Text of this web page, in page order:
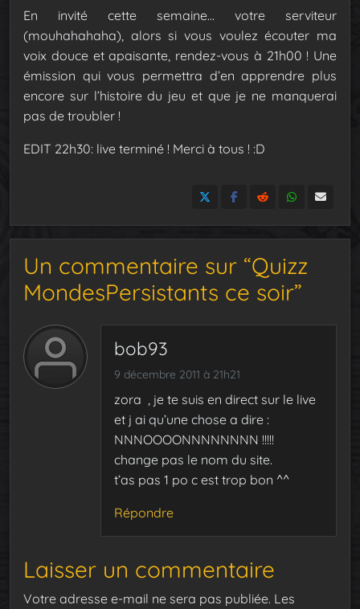
En invité cette semaine… votre serviteur
(mouhahahaha), alors si vous voulez écouter ma
voix douce et apaisante, rendez-vous à 21h00 ! Une
émission qui vous permettra d’en apprendre plus
encore sur l’histoire du jeu et que je ne manquerai
pas de troubler !
EDIT 22h30: live terminé ! Merci à tous ! :D
Un commentaire sur “Quizz
MondesPersistants ce soir”
bob93
9 décembre 2011 à 21h21
zora , je te suis en direct sur le live
et j ai qu’une chose a dire :
NNNOOOONNNNNNNN !!!!!
change pas le nom du site.
t’as pas 1 po c est trop bon ^^
Répondre
Laisser un commentaire
Votre adresse e-mail ne sera pas publiée. Les